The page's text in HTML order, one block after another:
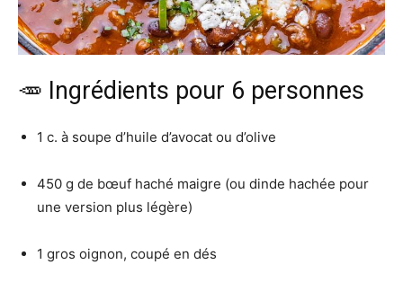
🥕 Ingrédients pour 6 personnes
1 c. à soupe d’huile d’avocat ou d’olive
450 g de bœuf haché maigre (ou dinde hachée pour
une version plus légère)
1 gros oignon, coupé en dés